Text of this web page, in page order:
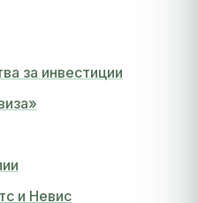
за инвестиции
и Невис